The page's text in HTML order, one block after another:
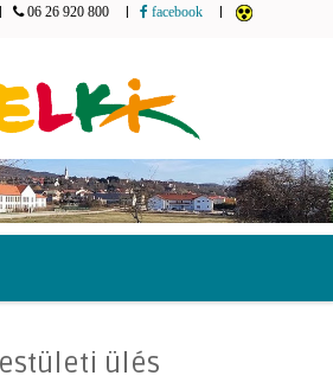
06 26 920 800 facebook
ülés